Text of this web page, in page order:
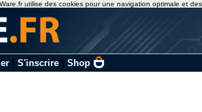
| S'inscrire| Shop
utilise des cookies pour une navigation optimale et